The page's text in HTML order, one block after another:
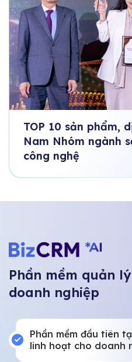
TOP 10 sản phẩm,
Nam Nhóm ngành
công nghệ
Phần mềm quản
doanh nghiệp
Phần mềm đầu tiên
linh hoạt cho doanh